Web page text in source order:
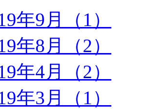
年9月（1）
年8月（2）
年4月（2）
年3月（1）